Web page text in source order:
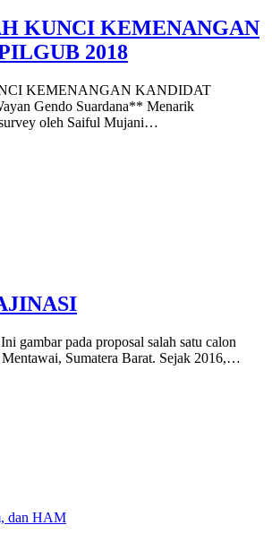
KUNCI KEMENANGAN
2018
KEMENANGAN KANDIDAT
Gendo Suardana** Menarik
oleh Saiful Mujani…
gambar pada proposal salah satu calon
Sumatera Barat. Sejak 2016,…
dan HAM